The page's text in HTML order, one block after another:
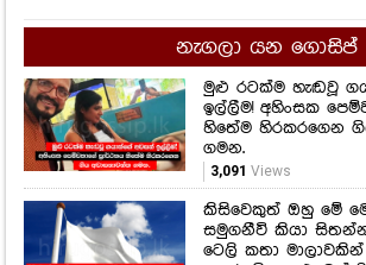
නැගලා යන ගොසිප්
මුළු රටක්ම හැඬවූ
ඉල්ලීම! අහිංසක
හිතේම හිරකරගෙන
ගමන.
3,091 Views
කිසිවෙකුත් ඔහු මේ
සමුගනීවි කියා
ටෙලි කතා